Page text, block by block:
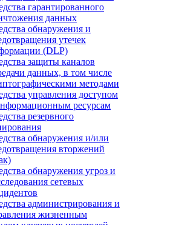
гарантированного
данных
обнаружения и
утечек
(DLP)
защиты каналов
данных, в том числе
методами
управления доступом
ресурсам
резервного
обнаружения и/или
вторжений
обнаружения угроз и
сетевых
администрирования и
жизненным